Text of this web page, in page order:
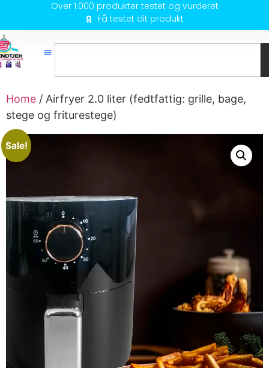
Over 1.000 produkter testet og vurderet
Få testet dit produkt
Home / Airfryer 2.0 liter (fedtfattig: grille, bage,
stege og friturestege)
Sale!